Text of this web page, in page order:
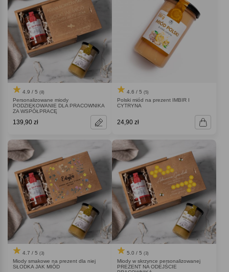
4.9 / 5 (8)
Personalizowane miody
PODZIĘKOWANIE DLA PRACOWNIKA
ZA WSPÓŁPRACĘ
139,90 zł
4.6 / 5 (5)
Polski miód na prezent IMBIR I
CYTRYNA
24,90 zł
4.7 / 5 (3)
Miody smakowe na prezent dla niej
SŁODKA JAK MIÓD
5.0 / 5 (3)
Miody w skrzynce personalizowanej
PREZENT NA ODEJŚCIE